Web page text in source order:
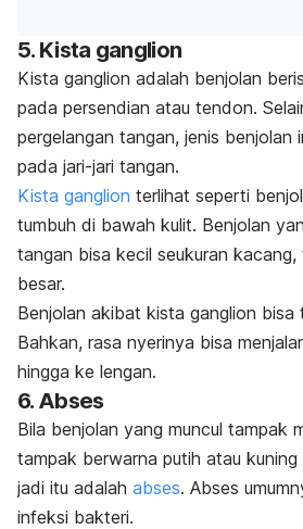
5. Kista ganglion
Kista ganglion adalah benjolan
pada persendian atau tendon.
pergelangan tangan, jenis benjolan
pada jari-jari tangan.
Kista ganglion terlihat seperti
tumbuh di bawah kulit. Benjolan
tangan bisa kecil seukuran
besar.
Benjolan akibat kista ganglion bisa
Bahkan, rasa nyerinya bisa
hingga ke lengan.
6. Abses
Bila benjolan yang muncul tampak
tampak berwarna putih atau
jadi itu adalah abses. Abses
infeksi bakteri.